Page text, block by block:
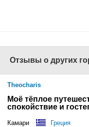
Отзывы о других
Theocharis
Моё тёплое
спокойствие и
Камари Греция